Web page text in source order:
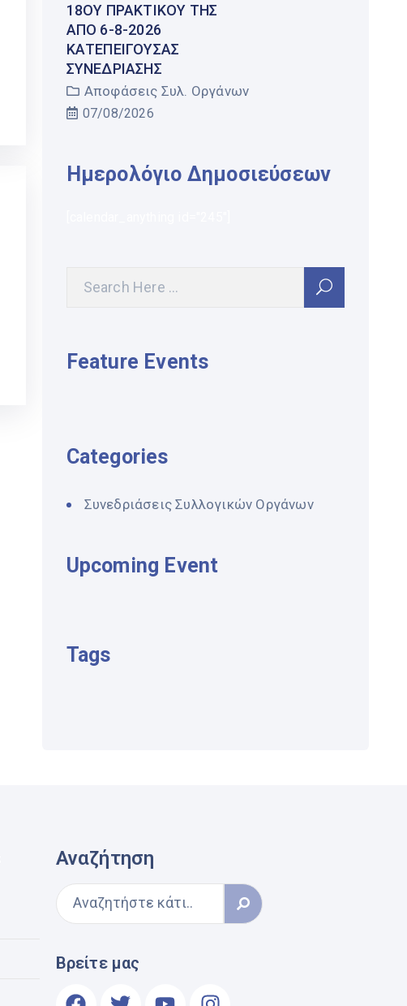
18ΟΥ ΠΡΑΚΤΙΚΟΎ ΤΗΣ
ΑΠΌ 6-8-2026
ΚΑΤΕΠΕΊΓΟΥΣΑΣ
ΣΥΝΕΔΡΊΑΣΗΣ
Αποφάσεις Συλ. Οργάνων
07/08/2026
Ημερολόγιο Δημοσιεύσεων
Feature Events
Categories
Συνεδριάσεις Συλλογικών Οργάνων
Upcoming Event
Tags
Αναζήτηση
Βρείτε μας